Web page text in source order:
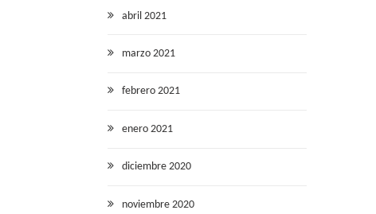
abril 2021
marzo 2021
febrero 2021
enero 2021
diciembre 2020
noviembre 2020